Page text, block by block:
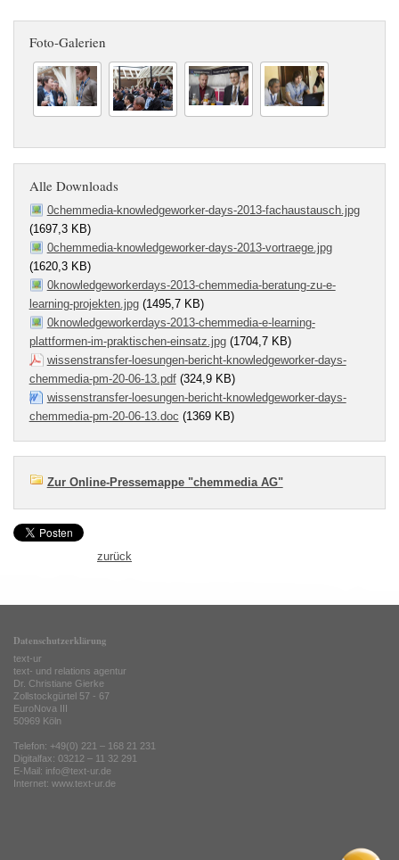
Foto-Galerien
Alle Downloads
0chemmedia-knowledgeworker-days-2013-fachaustausch.jpg
(1697,3 KB)
0chemmedia-knowledgeworker-days-2013-vortraege.jpg
(1620,3 KB)
0knowledgeworkerdays-2013-chemmedia-beratung-zu-e-
learning-projekten.jpg(1495,7 KB)
0knowledgeworkerdays-2013-chemmedia-e-learning-
plattformen-im-praktischen-einsatz.jpg(1704,7 KB)
wissenstransfer-loesungen-bericht-knowledgeworker-days-
chemmedia-pm-20-06-13.pdf(324,9 KB)
wissenstransfer-loesungen-bericht-knowledgeworker-days-
chemmedia-pm-20-06-13.doc (1369 KB)
Zur Online-Pressemappe "chemmedia AG"
zurück
Datenschutzerklärung
text-ur
text- und relations agentur
Dr. Christiane Gierke
Zollstockgürtel 57 - 67
EuroNova III
50969 Köln
Telefon: +49(0) 221 – 168 21 231
Digitalfax: 03212 – 11 32 291
E-Mail: info@text-ur.de
Internet: www.text-ur.de